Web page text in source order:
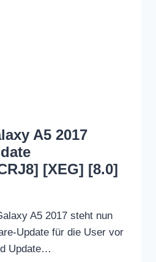
A5 2017
[XEG] [8.0]
A5 2017 steht nun
Update für die User vor
Update…